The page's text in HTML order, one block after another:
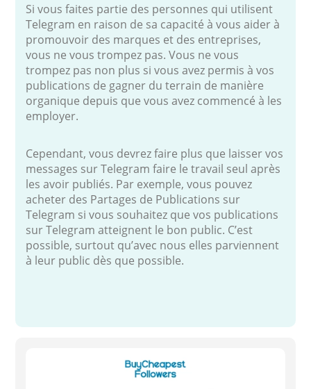
Si vous faites partie des personnes qui utilisent
Telegram en raison de sa capacité à vous aider à
promouvoir des marques et des entreprises,
vous ne vous trompez pas. Vous ne vous
trompez pas non plus si vous avez permis à vos
publications de gagner du terrain de manière
organique depuis que vous avez commencé à les
employer.
Cependant, vous devrez faire plus que laisser vos
messages sur Telegram faire le travail seul après
les avoir publiés. Par exemple, vous pouvez
acheter des Partages de Publications sur
Telegram si vous souhaitez que vos publications
sur Telegram atteignent le bon public. C’est
possible, surtout qu’avec nous elles parviennent
à leur public dès que possible.